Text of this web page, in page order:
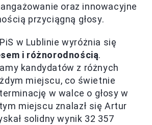
oraz innowacyjne
przyciągną głosy.
w Lublinie wyróżnia się
i różnorodnością.
kandydatów z różnych
miejscu, co świetnie
w walce o głosy w
miejscu znalazł się Artur
solidny wynik 32 357